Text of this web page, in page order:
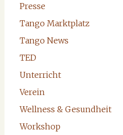
Presse
Tango Marktplatz
Tango News
TED
Unterricht
Verein
Wellness & Gesundheit
Workshop